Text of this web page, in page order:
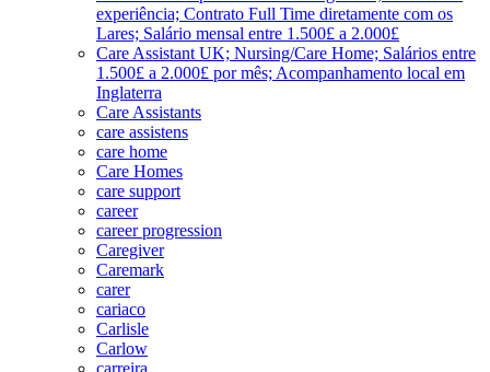
experiência; Contrato Full Time diretamente com os
Lares; Salário mensal entre 1.500£ a 2.000£
Care Assistant UK; Nursing/Care Home; Salários entre
1.500£ a 2.000£ por mês; Acompanhamento local em
Inglaterra
Care Assistants
care assistens
care home
Care Homes
care support
career
career progression
Caregiver
Caremark
carer
cariaco
Carlisle
Carlow
carreira